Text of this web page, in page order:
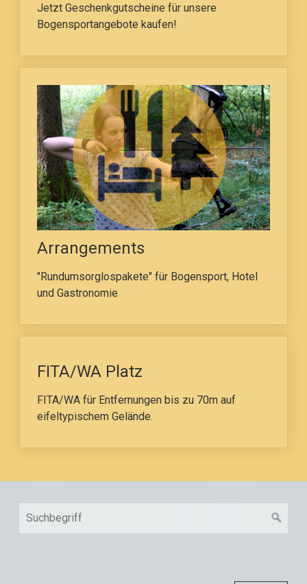
Jetzt Geschenkgutscheine für unsere
Bogensportangebote kaufen!
Arrangements
"Rundumsorglospakete" für Bogensport, Hotel
und Gastronomie
FITA/WA Platz
FITA/WA für Entfernungen bis zu 70m auf
eifeltypischem Gelände.